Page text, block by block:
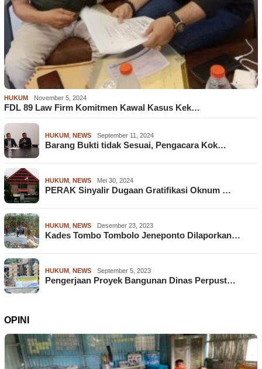
HUKUM November 5, 2024
FDL 89 Law Firm Komitmen Kawal Kasus Kek…
HUKUM NEWS September 11, 2024
Barang Bukti tidak Sesuai, Pengacara Kok…
HUKUM NEWS Mei 30, 2024
PERAK Sinyalir Dugaan Gratifikasi Oknum …
HUKUM NEWS Desember 23, 2023
Kades Tombo Tombolo Jeneponto Dilaporkan…
HUKUM NEWS September 5, 2023
Pengerjaan Proyek Bangunan Dinas Perpust…
OPINI